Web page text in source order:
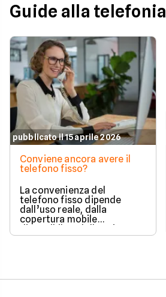
Guide alla telefonia
pubblicato il 15 aprile 2026
Conviene ancora avere il
telefono fisso?
La convenienza del
telefono fisso dipende
dall’uso reale, dalla
copertura mobile
disponibile e dalle esigenze
di casa o lavoro.